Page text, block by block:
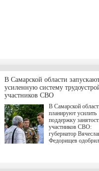
В Самарской области
усиленную систему
участников СВО
В Самарской
планируют усилить
поддержку
участников СВО:
губернатор
Федорищев